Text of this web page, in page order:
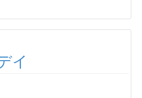
イ